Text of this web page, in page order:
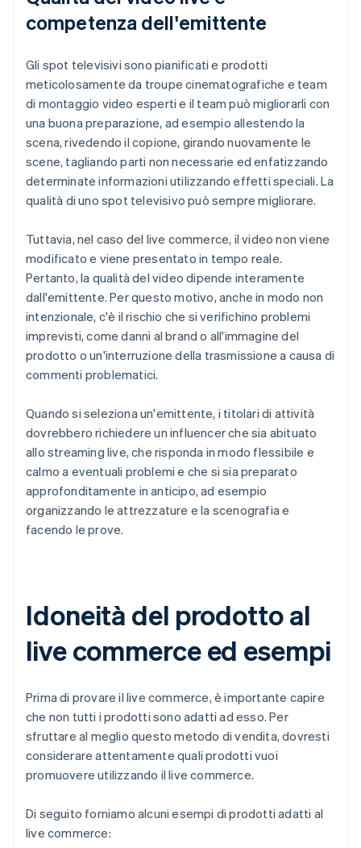
competenza dell'emittente
Gli spot televisivi sono pianificati e prodotti
meticolosamente da troupe cinematografiche e team
di montaggio video esperti e il team può migliorarli con
una buona preparazione, ad esempio allestendo la
scena, rivedendo il copione, girando nuovamente le
scene, tagliando parti non necessarie ed enfatizzando
determinate informazioni utilizzando effetti speciali. La
qualità di uno spot televisivo può sempre migliorare.
Tuttavia, nel caso del live commerce, il video non viene
modificato e viene presentato in tempo reale.
Pertanto, la qualità del video dipende interamente
dall'emittente. Per questo motivo, anche in modo non
intenzionale, c'è il rischio che si verifichino problemi
imprevisti, come danni al brand o all'immagine del
prodotto o un'interruzione della trasmissione a causa di
commenti problematici.
Quando si seleziona un'emittente, i titolari di attività
dovrebbero richiedere un influencer che sia abituato
allo streaming live, che risponda in modo flessibile e
calmo a eventuali problemi e che si sia preparato
approfonditamente in anticipo, ad esempio
organizzando le attrezzature e la scenografia e
facendo le prove.
Idoneità del prodotto al
live commerce ed esempi
Prima di provare il live commerce, è importante capire
che non tutti i prodotti sono adatti ad esso. Per
sfruttare al meglio questo metodo di vendita, dovresti
considerare attentamente quali prodotti vuoi
promuovere utilizzando il live commerce.
Di seguito forniamo alcuni esempi di prodotti adatti al
live commerce: